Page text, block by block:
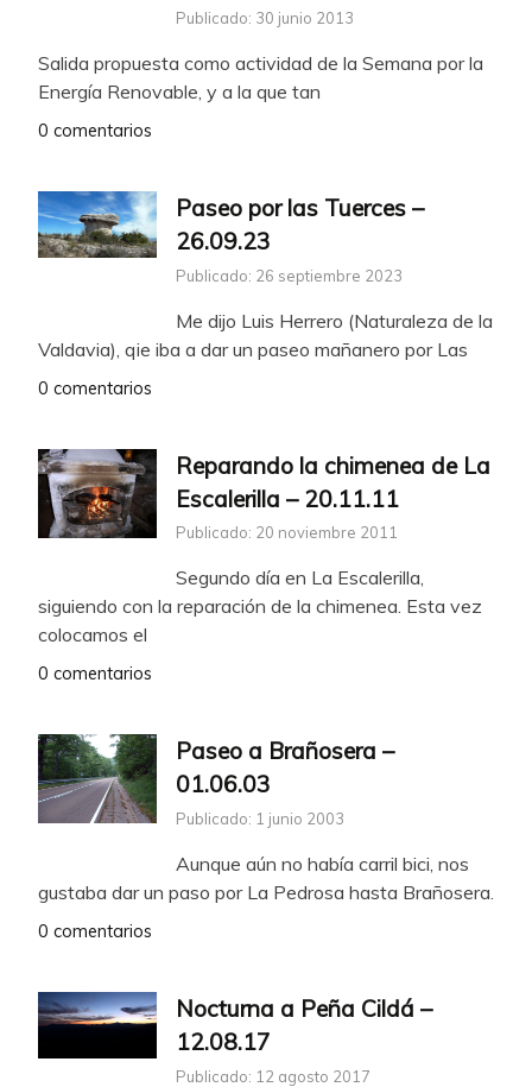
Publicado: 30 junio 2013
Salida propuesta como actividad de la Semana por la
Energía Renovable, y a la que tan
0 comentarios
Paseo por las Tuerces –
26.09.23
Publicado: 26 septiembre 2023
Me dijo Luis Herrero (Naturaleza de la
Valdavia), qie iba a dar un paseo mañanero por Las
0 comentarios
Reparando la chimenea de La
Escalerilla – 20.11.11
Publicado: 20 noviembre 2011
Segundo día en La Escalerilla,
siguiendo con la reparación de la chimenea. Esta vez
colocamos el
0 comentarios
Paseo a Brañosera –
01.06.03
Publicado: 1 junio 2003
Aunque aún no había carril bici, nos
gustaba dar un paso por La Pedrosa hasta Brañosera.
0 comentarios
Nocturna a Peña Cildá –
12.08.17
Publicado: 12 agosto 2017